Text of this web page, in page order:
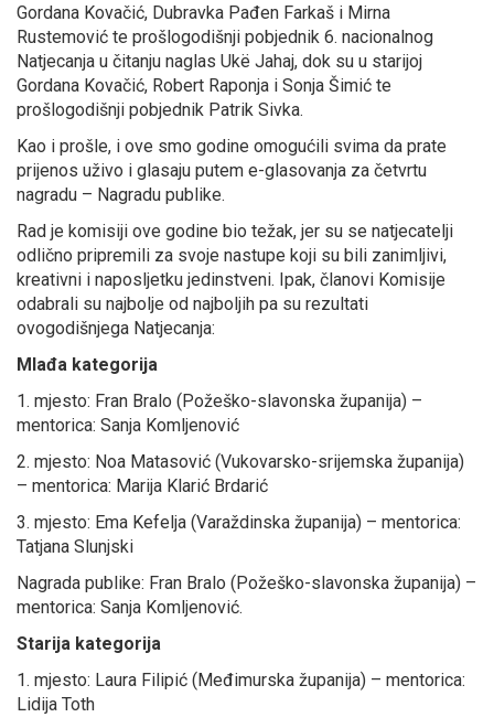
Gordana Kovačić, Dubravka Pađen Farkaš i Mirna
Rustemović te prošlogodišnji pobjednik 6. nacionalnog
Natjecanja u čitanju naglas Ukë Jahaj, dok su u starijoj
Gordana Kovačić, Robert Raponja i Sonja Šimić te
prošlogodišnji pobjednik Patrik Sivka.
Kao i prošle, i ove smo godine omogućili svima da prate
prijenos uživo i glasaju putem e-glasovanja za četvrtu
nagradu – Nagradu publike.
Rad je komisiji ove godine bio težak, jer su se natjecatelji
odlično pripremili za svoje nastupe koji su bili zanimljivi,
kreativni i naposljetku jedinstveni. Ipak, članovi Komisije
odabrali su najbolje od najboljih pa su rezultati
ovogodišnjega Natjecanja:
Mlađa kategorija
1. mjesto: Fran Bralo (Požeško-slavonska županija) –
mentorica: Sanja Komljenović
2. mjesto: Noa Matasović (Vukovarsko-srijemska županija)
– mentorica: Marija Klarić Brdarić
3. mjesto: Ema Kefelja (Varaždinska županija) – mentorica:
Tatjana Slunjski
Nagrada publike: Fran Bralo (Požeško-slavonska županija) –
mentorica: Sanja Komljenović.
Starija kategorija
1. mjesto: Laura Filipić (Međimurska županija) – mentorica:
Lidija Toth